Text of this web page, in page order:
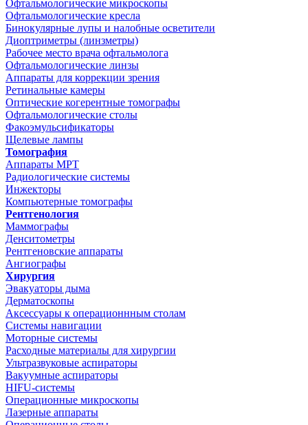
Офтальмологические микроскопы
Офтальмологические кресла
Бинокулярные лупы и налобные осветители
Диоптриметры (линзметры)
Рабочее место врача офтальмолога
Офтальмологические линзы
Аппараты для коррекции зрения
Ретинальные камеры
Оптические когерентные томографы
Офтальмологические столы
Факоэмульсификаторы
Щелевые лампы
Томография
Аппараты МРТ
Радиологические системы
Инжекторы
Компьютерные томографы
Рентгенология
Маммографы
Денситометры
Рентгеновские аппараты
Ангиографы
Хирургия
Эвакуаторы дыма
Дерматоскопы
Аксессуары к операционнным столам
Системы навигации
Моторные системы
Расходные материалы для хирургии
Ультразвуковые аспираторы
Вакуумные аспираторы
HIFU-системы
Операционные микроскопы
Лазерные аппараты